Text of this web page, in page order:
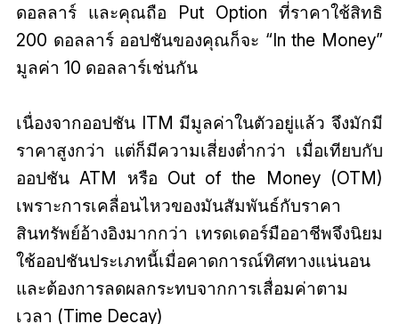
ดอลลาร์ และคุณถือ Put Option ที่ราคาใช้สิทธิ
200 ดอลลาร์ ออปชันของคุณก็จะ “In the Money”
มูลค่า 10 ดอลลาร์เช่นกัน
เนื่องจากออปชัน ITM มีมูลค่าในตัวอยู่แล้ว จึงมักมี
ราคาสูงกว่า แต่ก็มีความเสี่ยงต่ำกว่า เมื่อเทียบกับ
ออปชัน ATM หรือ Out of the Money (OTM)
เพราะการเคลื่อนไหวของมันสัมพันธ์กับราคา
สินทรัพย์อ้างอิงมากกว่า เทรดเดอร์มืออาชีพจึงนิยม
ใช้ออปชันประเภทนี้เมื่อคาดการณ์ทิศทางแน่นอน
และต้องการลดผลกระทบจากการเสื่อมค่าตาม
เวลา (Time Decay)